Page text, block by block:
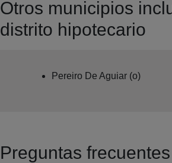
Otros municipios
distrito hipotecario
Pereiro De Aguiar (o)
Preguntas frecuentes